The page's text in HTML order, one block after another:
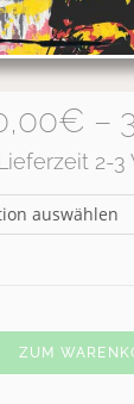
€ –
2-3
auswählen
ZUM